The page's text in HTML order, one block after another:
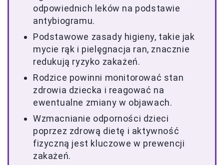
odpowiednich leków na podstawie
antybiogramu.
Podstawowe zasady higieny, takie jak
mycie rąk i pielęgnacja ran, znacznie
redukują ryzyko zakażeń.
Rodzice powinni monitorować stan
zdrowia dziecka i reagować na
ewentualne zmiany w objawach.
Wzmacnianie odporności dzieci
poprzez zdrową dietę i aktywność
fizyczną jest kluczowe w prewencji
zakażeń.